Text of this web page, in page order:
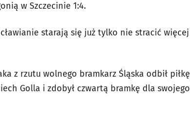
w Szczecinie 1:4.
starają się już tylko nie stracić więcej
z rzutu wolnego bramkarz Śląska odbił piłkę
Golla i zdobył czwartą bramkę dla swojego